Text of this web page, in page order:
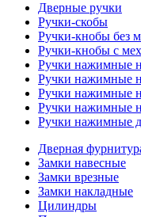
Дверные ручки
Ручки-скобы
Ручки-кнобы без
Ручки-кнобы с
Ручки нажимные
Ручки нажимные
Ручки нажимные
Ручки нажимные
Ручки нажимные
Дверная
Замки навесные
Замки врезные
Замки накладные
Цилиндры